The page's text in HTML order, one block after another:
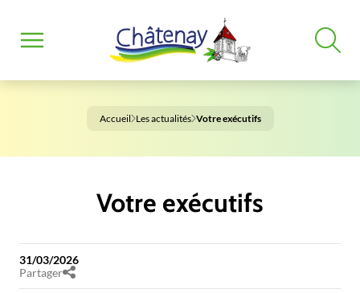
Accueil Les actualités Votre exécutifs
Votre exécutifs
31/03/2026
Partager